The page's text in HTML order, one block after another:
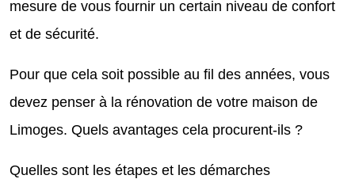
mesure de vous fournir un certain niveau de confort
et de sécurité.
Pour que cela soit possible au fil des années, vous
devez penser à la rénovation de votre maison de
Limoges. Quels avantages cela procurent-ils ?
Quelles sont les étapes et les démarches